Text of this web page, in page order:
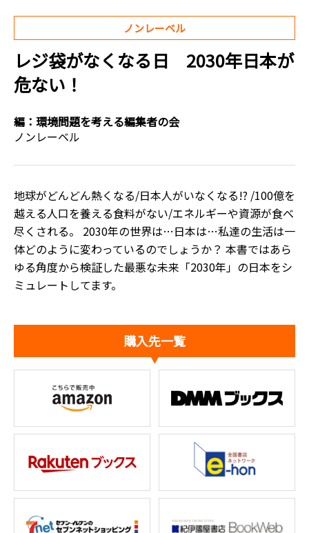
ノンレーベル
レジ袋がなくなる日 2030年日本が
危ない！
編： 環境問題を考える編集者の会
ノンレーベル
地球がどんどん熱くなる/日本人がいなくなる!? /100億を
越える人口を養える食料がない/エネルギーや資源が食べ
尽くされる。 2030年の世界は…日本は…私達の生活は一
体どのように変わっているのでしょうか？ 本書ではあら
ゆる角度から検証した最悪な未来「2030年」の日本をシ
ミュレートしてます。
購入先一覧